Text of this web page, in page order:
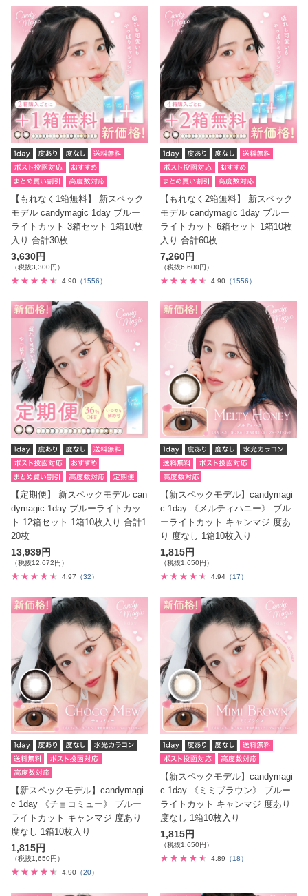
【もれなく1箱無料】 新スペック
モデル candymagic 1day ブルー
ライトカット 3箱セット 1箱10枚
入り 合計30枚
3,630円
（税抜3,300円）
4.90 （1556）
【もれなく2箱無料】 新スペック
モデル candymagic 1day ブルー
ライトカット 6箱セット 1箱10枚
入り 合計60枚
7,260円
（税抜6,600円）
4.90 （1556）
【定期便】 新スペックモデル can
dymagic 1day ブルーライトカッ
ト 12箱セット 1箱10枚入り 合計1
20枚
13,939円
（税抜12,672円）
4.97 （32）
【新スペックモデル】candymagi
c 1day 《メルティハニー》 ブル
ーライトカット キャンマジ 度あ
り 度なし 1箱10枚入り
1,815円
（税抜1,650円）
4.94 （17）
【新スペックモデル】candymagi
c 1day 《チョコミュー》 ブルー
ライトカット キャンマジ 度あり
度なし 1箱10枚入り
1,815円
（税抜1,650円）
4.90 （20）
【新スペックモデル】candymagi
c 1day 《ミミブラウン》 ブルー
ライトカット キャンマジ 度あり
度なし 1箱10枚入り
1,815円
（税抜1,650円）
4.89
（18）